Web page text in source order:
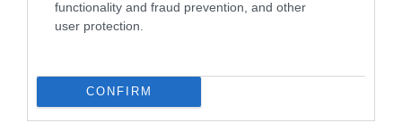
functionality and fraud prevention, and other
user protection.
CONFIRM
δεν είναι απλώς μια
νέα τεχνολογία, είναι
Νέος οδηγός του ΕΚΤ
για τη χρηματοδότηση
των ελληνικών